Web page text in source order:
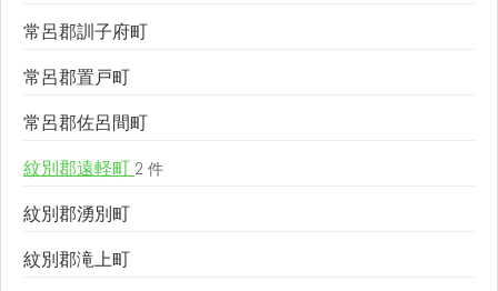
常呂郡訓子府町
常呂郡置戸町
常呂郡佐呂間町
紋別郡遠軽町 2 件
紋別郡湧別町
紋別郡滝上町